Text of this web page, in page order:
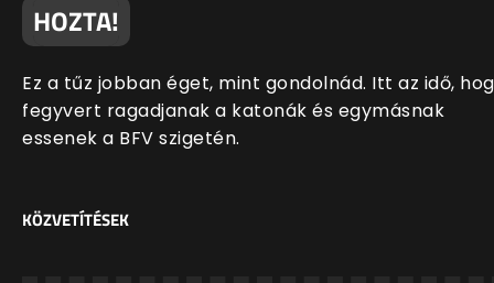
HOZTA!
Ez a tűz jobban éget, mint gondolnád. Itt az idő,
fegyvert ragadjanak a katonák és egymásnak
essenek a BFV szigetén.
KÖZVETÍTÉSEK